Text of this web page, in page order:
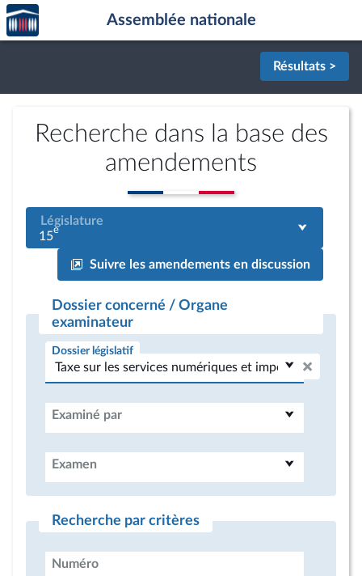
Aller au contenu
Aller en bas de la page
Accèder
à la
page
Assemblée nationale
Résultats >
Recherche dans la base des
amendements
Législature
15e
Suivre les amendements en discussion
Dossier concerné / Organe
examinateur
Dossier législatif
Examiné par
Examen
Recherche par critères
Numéro